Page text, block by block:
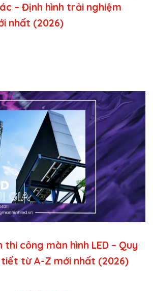
– Định hình trải nghiệm
nhất (2026)
thi công màn hình LED – Quy
từ A-Z mới nhất (2026)